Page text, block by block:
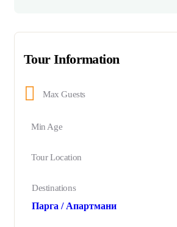
Tour Information
Max Guests
Min Age
Tour Location
Destinations
Парга / Апартмани